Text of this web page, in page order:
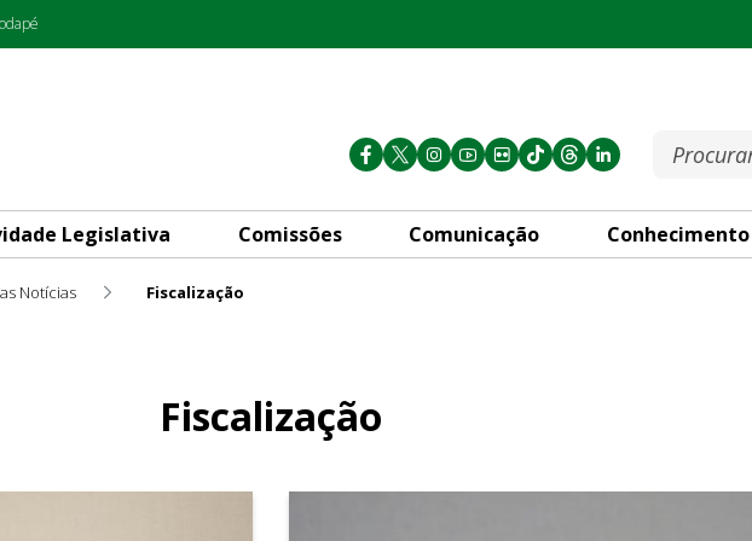
Legislativa Comissões Comunicação Conhecimento
Notícias Fiscalização
Fiscalização